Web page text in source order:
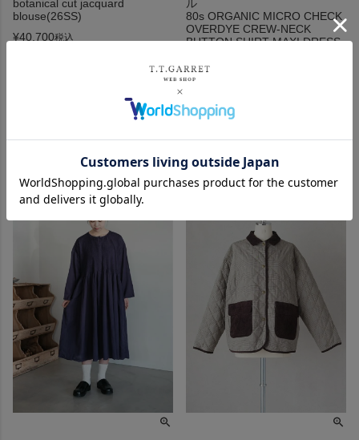
botanical cut jacquard
blouse(26SS)
¥40,700税込
ル
80s ORGANIC MICRO CHECK
OVERDYE CREW-NECK
BUTTON SHIRT MAXI DRESS
¥41,800